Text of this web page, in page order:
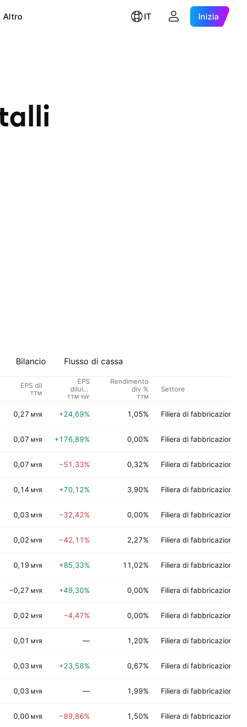
Altro IT Inizia
Bilancio Flusso di cassa
EPS dil
TTM
EPS
diluito
crescita
TTM YoY
Rendimento
div %
TTM
Settore
0,27 MYR +24,69% 1,05% Filiera di fabbricazione
0,07 MYR +176,89% 0,00% Filiera di fabbricazione
0,07 MYR −51,33% 0,32% Filiera di fabbricazione
0,14 MYR +70,12% 3,90% Filiera di fabbricazione
0,03 MYR −32,42% 0,00% Filiera di fabbricazione
0,02 MYR −42,11% 2,27% Filiera di fabbricazione
0,19 MYR +85,33% 11,02% Filiera di fabbricazione
−0,27 MYR +49,30% 0,00% Filiera di fabbricazione
0,02 MYR −4,47% 0,00% Filiera di fabbricazione
0,01 MYR — 1,20% Filiera di fabbricazione
0,03 MYR +23,58% 0,67% Filiera di fabbricazione
0,03 MYR — 1,99% Filiera di fabbricazione
0,00 MYR −89,86% 1,50% Filiera di fabbricazione